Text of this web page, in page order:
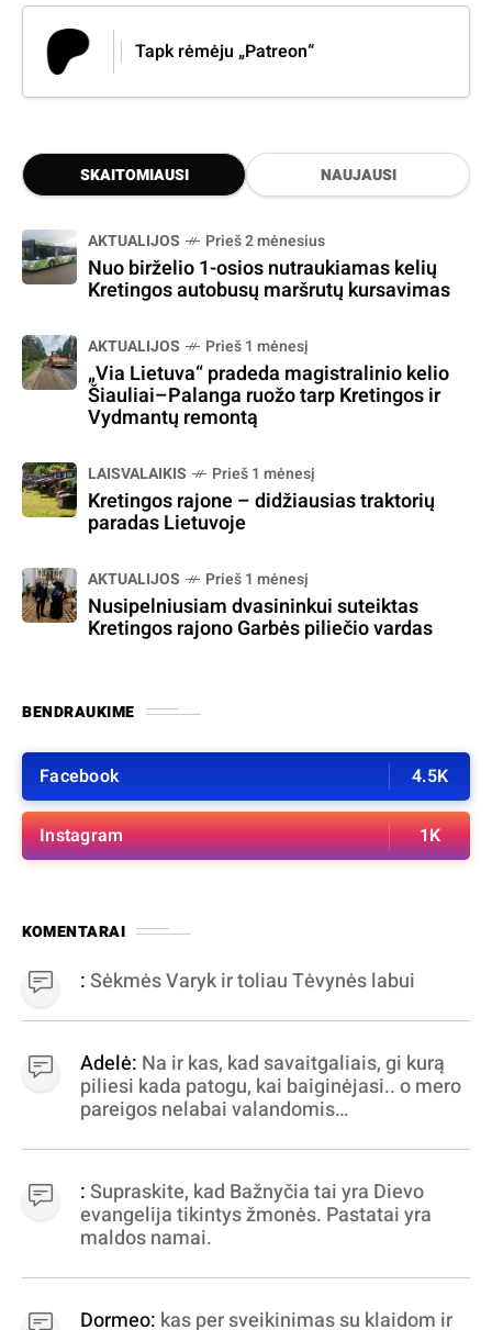
Tapk rėmėju „Patreon“
SKAITOMIAUSI NAUJAUSI
AKTUALIJOS Prieš 2 mėnesius
Nuo birželio 1-osios nutraukiamas kelių
Kretingos autobusų maršrutų kursavimas
AKTUALIJOS Prieš 1 mėnesį
„Via Lietuva“ pradeda magistralinio kelio
Šiauliai–Palanga ruožo tarp Kretingos ir
Vydmantų remontą
LAISVALAIKIS Prieš 1 mėnesį
Kretingos rajone – didžiausias traktorių
paradas Lietuvoje
AKTUALIJOS Prieš 1 mėnesį
Nusipelniusiam dvasininkui suteiktas
Kretingos rajono Garbės piliečio vardas
BENDRAUKIME
Facebook 4.5K
Instagram 1K
KOMENTARAI
:Sėkmės Varyk ir toliau Tėvynės labui
Adelė: Na ir kas, kad savaitgaliais, gi kurą
piliesi kada patogu, kai baiginėjasi.. o mero
pareigos nelabai valandomis
virpinimas, ieškokit kur milijonus vagia
dujininkai, elektros aferistai, stadionų
statytojai Vilnuje
:Supraskite, kad Bažnyčia tai yra Dievo
evangelija tikintys žmonės. Pastatai yra
maldos namai.
Dormeo: kas per sveikinimas su klaidom ir